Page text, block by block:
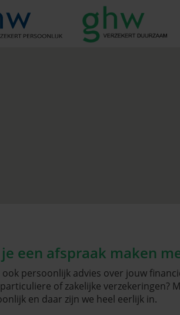
een afspraak maken
ook persoonlijk advies over jouw
of zakelijke verzekeringen?
en daar zijn we heel eerlijk in.